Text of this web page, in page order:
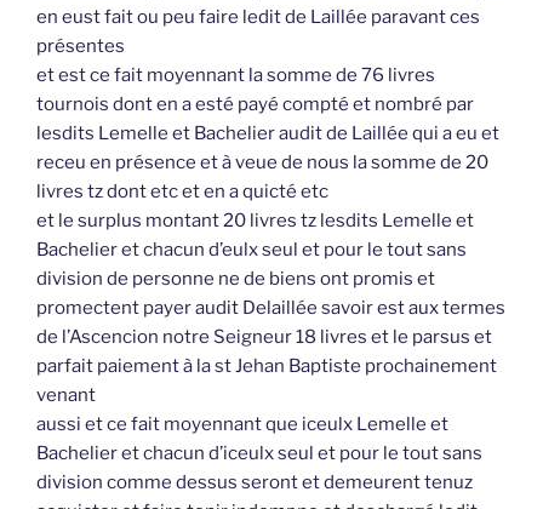
en eust fait ou peu faire ledit de Laillée paravant ces
présentes
et est ce fait moyennant la somme de 76 livres
tournois dont en a esté payé compté et nombré par
lesdits Lemelle et Bachelier audit de Laillée qui a eu et
receu en présence et à veue de nous la somme de 20
livres tz dont etc et en a quicté etc
et le surplus montant 20 livres tz lesdits Lemelle et
Bachelier et chacun d’eulx seul et pour le tout sans
division de personne ne de biens ont promis et
promectent payer audit Delaillée savoir est aux termes
de l’Ascencion notre Seigneur 18 livres et le parsus et
parfait paiement à la st Jehan Baptiste prochainement
venant
aussi et ce fait moyennant que iceulx Lemelle et
Bachelier et chacun d’iceulx seul et pour le tout sans
division comme dessus seront et demeurent tenuz